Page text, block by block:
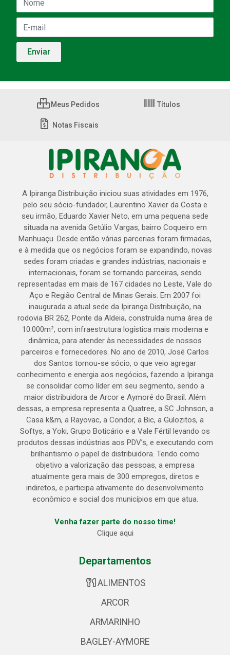
Meus Pedidos Títulos
Notas Fiscais
A Ipiranga Distribuição iniciou suas atividades em 1976,
pelo seu sócio-fundador, Laurentino Xavier da Costa e
seu irmão, Eduardo Xavier Neto, em uma pequena sede
situada na avenida Getúlio Vargas, bairro Coqueiro em
Manhuaçu. Desde então várias parcerias foram firmadas,
e à medida que os negócios foram se expandindo, novas
sedes foram criadas e grandes indústrias, nacionais e
internacionais, foram se tornando parceiras, sendo
representadas em mais de 167 cidades no Leste, Vale do
Aço e Região Central de Minas Gerais. Em 2007 foi
inaugurada a atual sede da Ipiranga Distribuição, na
rodovia BR 262, Ponte da Aldeia, construída numa área de
10.000m², com infraestrutura logística mais moderna e
dinâmica, para atender às necessidades de nossos
parceiros e fornecedores. No ano de 2010, José Carlos
dos Santos tornou-se sócio, o que veio agregar
conhecimento e energia aos negócios, fazendo a Ipiranga
se consolidar como líder em seu segmento, sendo a
maior distribuidora de Arcor e Aymoré do Brasil. Além
dessas, a empresa representa a Quatree, a SC Johnson, a
Casa k&m, a Rayovac, a Condor, a Bic, a Gulozitos, a
Softys, a Yoki, Grupo Boticário e a Vale Fértil levando os
produtos dessas indústrias aos PDV’s, e executando com
brilhantismo o papel de distribuidora. Tendo como
objetivo a valorização das pessoas, a empresa
atualmente gera mais de 300 empregos, diretos e
indiretos, e participa ativamente do desenvolvimento
econômico e social dos municípios em que atua.
Venha fazer parte do nosso time!
Clique aqui
Departamentos
ALIMENTOS
ARCOR
ARMARINHO
BAGLEY-AYMORE